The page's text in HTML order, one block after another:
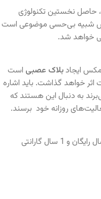
نخستین تکنولوژی
شبیه بی‌حسی موضوعی است
خواهد شد.
ایجادبلاک عصبی است
اثر خواهد گذاشت. باید اشاره
به دنبال این هستند که
روزانه خود برسند.
با ارسال رایگان و 1 سال گارانتی